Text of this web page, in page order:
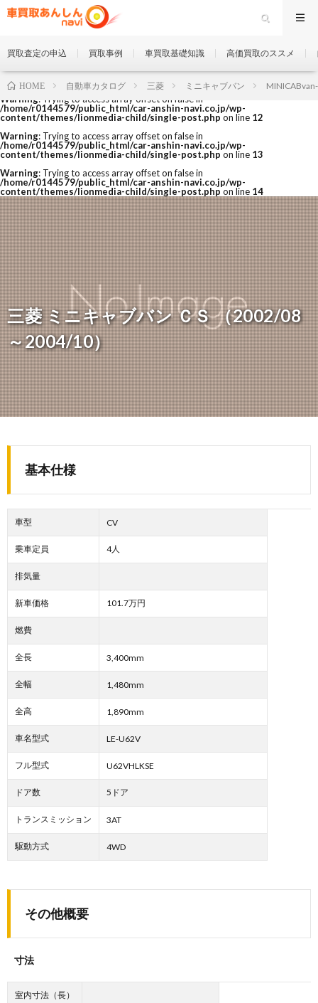
Warning: Trying to access array offset on false in
/home/r0144579/public_html/car-anshin-navi.co.jp/wp-
content/themes/lionmedia-child/single-post.php on line 12
Warning: Trying to access array offset on false in
/home/r0144579/public_html/car-anshin-navi.co.jp/wp-
content/themes/lionmedia-child/single-post.php on line 13
Warning: Trying to access array offset on false in
/home/r0144579/public_html/car-anshin-navi.co.jp/wp-
content/themes/lionmedia-child/single-post.php on line 14
買取査定の申込 買取事例 車買取基礎知識 高価買取のススメ
三菱 ミニキャブバン ＣＳ （2002/08
～2004/10）
HOME 自動車カタログ 三菱 ミニキャブバン
基本仕様
車型 CV
乗車定員 4人
排気量
新車価格 101.7万円
燃費
全長 3,400mm
全幅 1,480mm
全高 1,890mm
車名型式 LE-U62V
フル型式 U62VHLKSE
ドア数 5ドア
トランスミッション 3AT
駆動方式 4WD
その他概要
寸法
室内寸法（長）